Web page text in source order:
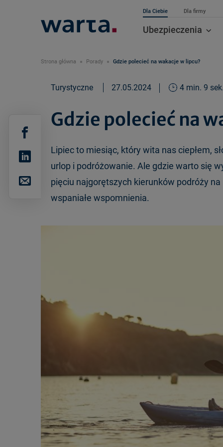
Dla Ciebie Dla firmy
Ubezpieczenia
Strona główna Porady Gdzie polecieć na wakacje w lipcu?
Turystyczne 27.05.2024 4 min. 9
Gdzie polecieć na
Lipiec to miesiąc, który wita nas ciepłem,
urlop i podróżowanie. Ale gdzie warto się
pięciu najgorętszych kierunków podróży
wspaniałe wspomnienia.